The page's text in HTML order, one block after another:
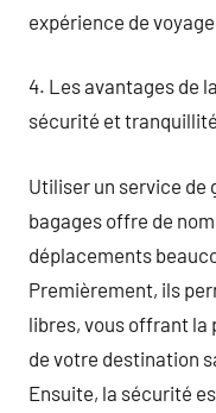
expérience de
4. Les avantages de
sécurité et tranquillité
Utiliser un service de
bagages offre de
déplacements
Premièrement, ils
libres, vous offrant
de votre destination
Ensuite, la sécurité